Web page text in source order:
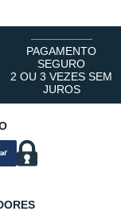
PAGAMENTO
SEGURO
2 OU 3 VEZES SEM
JUROS